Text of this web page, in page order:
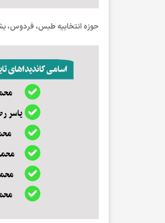
حوزه انتخابیه طبس، فردوس،